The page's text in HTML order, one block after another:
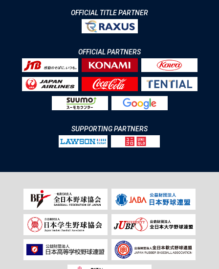
OFFICIAL TITLE PARTNER
OFFICIAL PARTNERS
SUPPORTING PARTNERS